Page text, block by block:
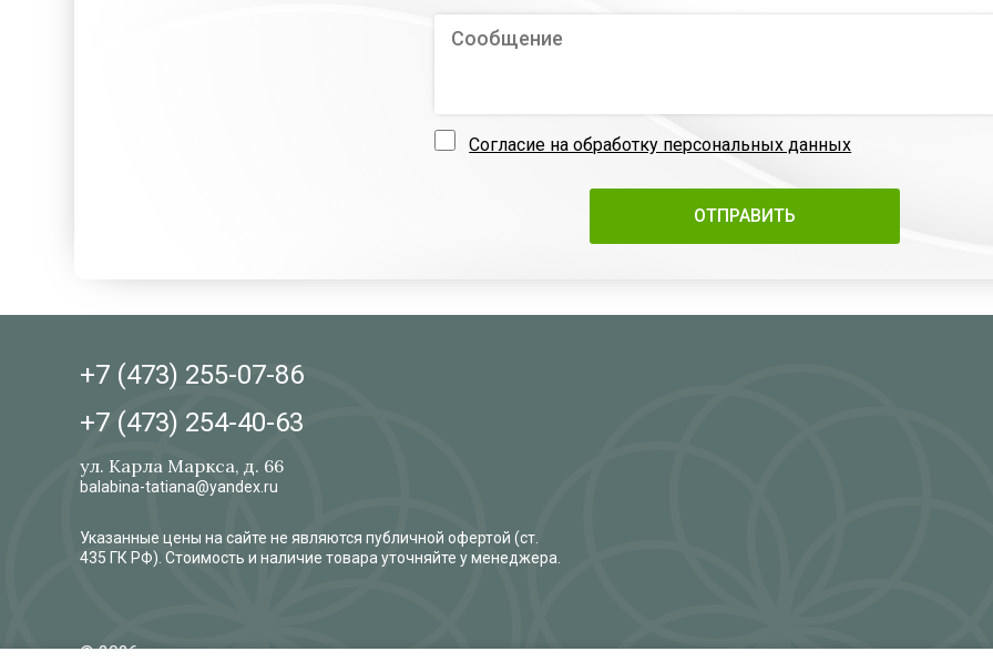
Согласие на обработку персональных данных
+7 (473) 255-07-86
+7 (473) 254-40-63
ул. Карла Маркса, д. 66
balabina-tatiana@yandex.ru
Указанные цены на сайте не являются публичной офертой (ст.
435 ГК РФ). Стоимость и наличие товара уточняйте у менеджера.
© 2026